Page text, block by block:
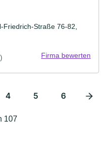
Friedrich-Straße 76-82,
Firma bewerten
4 5 6
107